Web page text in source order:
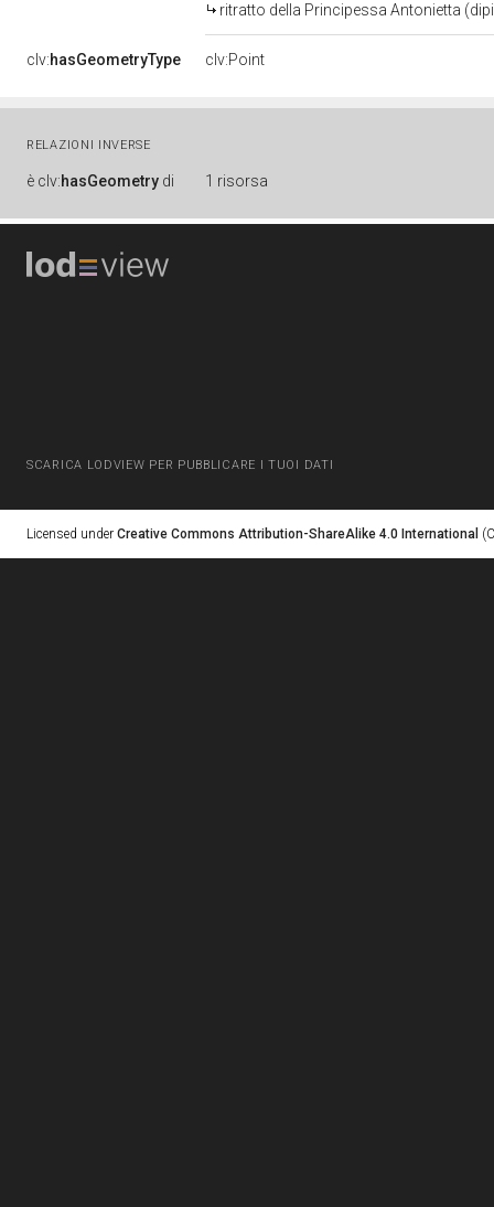
ritratto della Principessa Antonietta
clv:hasGeometryType clv:Point
RELAZIONI INVERSE
è clv:hasGeometry di 1 risorsa
SCARICA LODVIEW PER PUBBLICARE I TUOI DATI
Licensed under Creative Commons Attribution-ShareAlike 4.0 International